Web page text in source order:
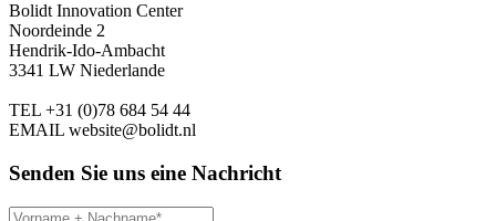
Bolidt Innovation Center
Noordeinde 2
Hendrik-Ido-Ambacht
3341 LW Niederlande
TEL +31 (0)78 684 54 44
EMAIL website@bolidt.nl
Senden Sie uns eine Nachricht